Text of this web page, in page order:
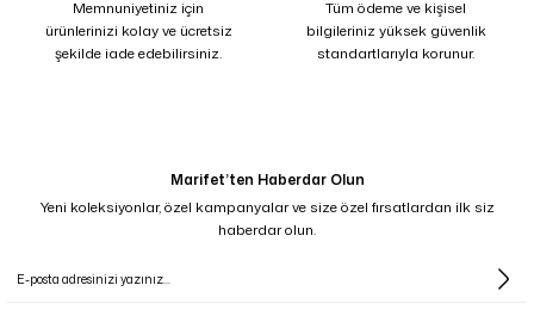
Memnuniyetiniz için
ürünlerinizi kolay ve ücretsiz
şekilde iade edebilirsiniz.
Tüm ödeme ve kişisel
bilgileriniz yüksek güvenlik
standartlarıyla korunur.
Marifet’ten Haberdar Olun
Yeni koleksiyonlar, özel kampanyalar ve size özel fırsatlardan ilk siz
haberdar olun.